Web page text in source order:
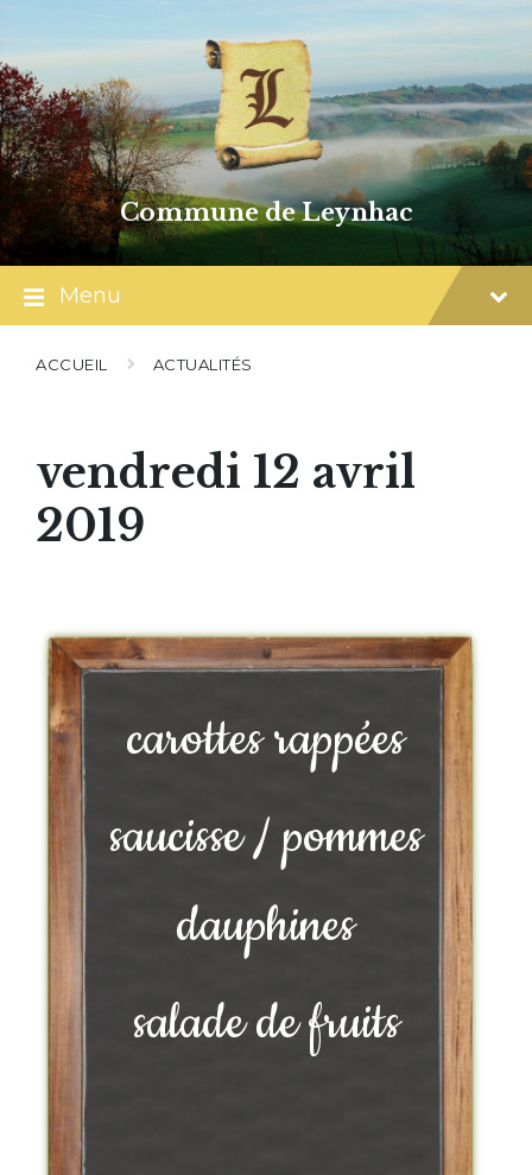
content
main
navigation
footer
Commune de Leynhac
Menu
ACCUEIL ACTUALITÉS
vendredi 12 avril
2019
carottes rappées
saucisse / pommes
dauphines
salade de fruits